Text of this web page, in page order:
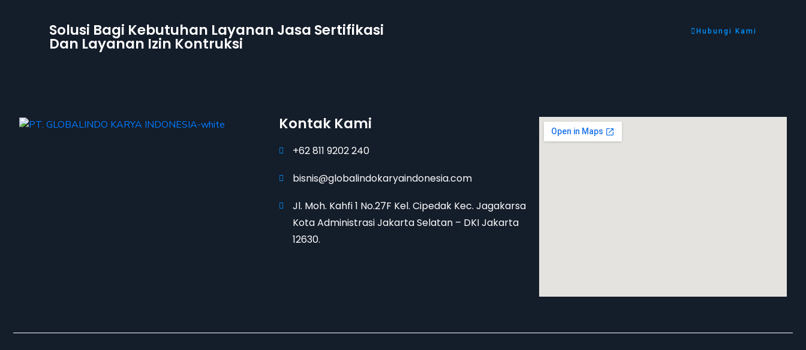
Solusi Bagi Kebutuhan Layanan Jasa Sertifikasi
Dan Layanan Izin Kontruksi
Hubungi Kami
Kontak Kami
+62 811 9202 240
bisnis@globalindokaryaindonesia.com
Jl. Moh. Kahfi 1 No.27F Kel. Cipedak Kec. Jagakarsa
Kota Administrasi Jakarta Selatan – DKI Jakarta
12630.